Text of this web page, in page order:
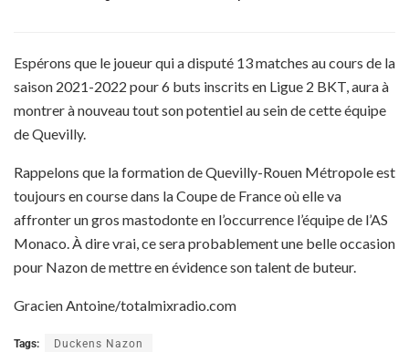
Espérons que le joueur qui a disputé 13 matches au cours de la
saison 2021-2022 pour 6 buts inscrits en Ligue 2 BKT, aura à
montrer à nouveau tout son potentiel au sein de cette équipe
de Quevilly.
Rappelons que la formation de Quevilly-Rouen Métropole est
toujours en course dans la Coupe de France où elle va
affronter un gros mastodonte en l’occurrence l’équipe de l’AS
Monaco.À dire vrai, ce sera probablement une belle occasion
pour Nazon de mettre en évidence son talent de buteur.
Gracien Antoine/totalmixradio.com
Tags: Duckens Nazon